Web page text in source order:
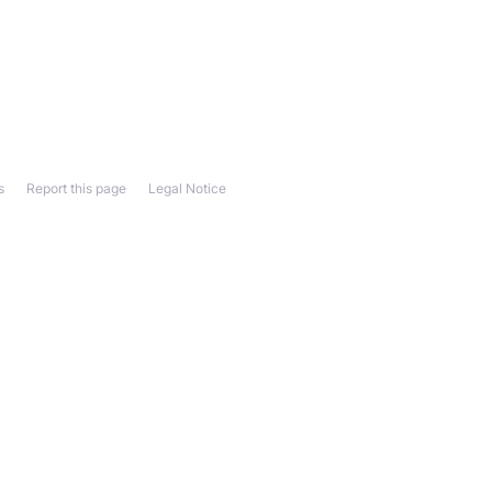
Legal Notice
Report this page